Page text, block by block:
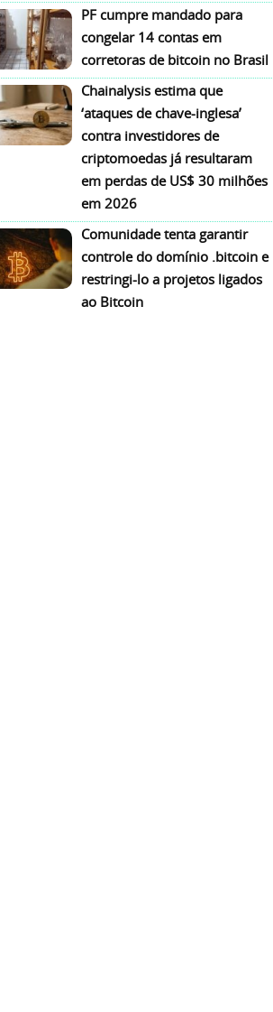
PF cumpre mandado para
congelar 14 contas em
corretoras de bitcoin no Brasil
Chainalysis estima que
‘ataques de chave-inglesa’
contra investidores de
criptomoedas já resultaram
em perdas de US$ 30 milhões
em 2026
Comunidade tenta garantir
controle do domínio .bitcoin e
restringi-lo a projetos ligados
ao Bitcoin